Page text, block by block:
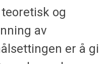
og
av
er å gi